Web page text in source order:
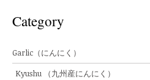
Category
Garlic（にんにく）
Kyushu （九州産にんにく）